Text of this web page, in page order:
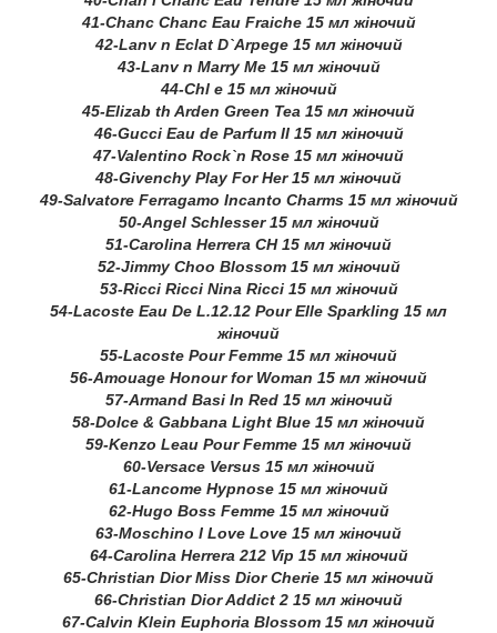
41-Chanc Chanc Eau Fraiche 15 мл жіночий
42-Lanv n Eclat D`Arpege 15 мл жіночий
43-Lanv n Marry Me 15 мл жіночий
44-Chl e 15 мл жіночий
45-Elizab th Arden Green Tea 15 мл жіночий
46-Gucci Eau de Parfum II 15 мл жіночий
47-Valentino Rock`n Rose 15 мл жіночий
48-Givenchy Play For Her 15 мл жіночий
49-Salvatore Ferragamo Incanto Charms 15 мл жіночий
50-Angel Schlesser 15 мл жіночий
51-Carolina Herrera CH 15 мл жіночий
52-Jimmy Choo Blossom 15 мл жіночий
53-Ricci Ricci Nina Ricci 15 мл жіночий
54-Lacoste Eau De L.12.12 Pour Elle Sparkling 15 мл
жіночий
55-Lacoste Pour Femme 15 мл жіночий
56-Amouage Honour for Woman 15 мл жіночий
57-Armand Basi In Red 15 мл жіночий
58-Dolce & Gabbana Light Blue 15 мл жіночий
59-Kenzo Leau Pour Femme 15 мл жіночий
60-Versace Versus 15 мл жіночий
61-Lancome Hypnose 15 мл жіночий
62-Hugo Boss Femme 15 мл жіночий
63-Moschino I Love Love 15 мл жіночий
64-Carolina Herrera 212 Vip 15 мл жіночий
65-Christian Dior Miss Dior Cherie 15 мл жіночий
66-Christian Dior Addict 2 15 мл жіночий
67-Calvin Klein Euphoria Blossom 15 мл жіночий